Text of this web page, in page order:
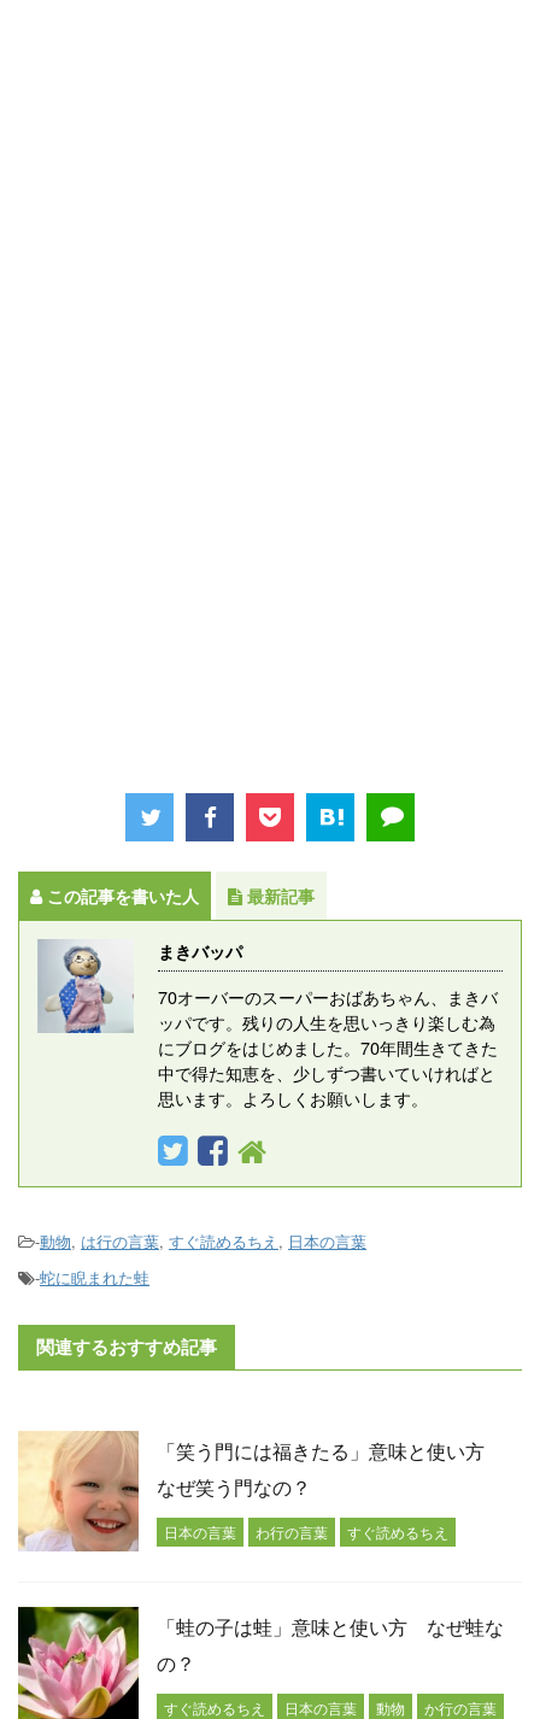
この記事を書いた人 最新記事
まきバッパ
70オーバーのスーパーおばあちゃん、まきバ
ッパです。残りの人生を思いっきり楽しむ為
にブログをはじめました。70年間生きてきた
中で得た知恵を、少しずつ書いていければと
思います。よろしくお願いします。
-動物, は行の言葉, すぐ読めるちえ , 日本の言葉
-蛇に睨まれた蛙
関連するおすすめ記事
「笑う門には福きたる」意味と使い方
なぜ笑う門なの？
日本の言葉 わ行の言葉 すぐ読めるちえ
「蛙の子は蛙」意味と使い方 なぜ蛙な
の？
すぐ読めるちえ 日本の言葉 動物 か行の言葉